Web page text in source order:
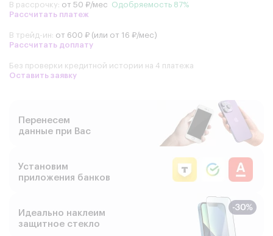
В рассрочку: от 50 ₽/мес Одобряемость 87%
Рассчитать платеж
В трейд-ин: от 600 ₽ (или от 16 ₽/мес)
Рассчитать доплату
Без проверки кредитной истории на 4 платежа
Оставить заявку
Перенесем
данные при Вас
Установим
приложения банков
Идеально наклеим
защитное стекло